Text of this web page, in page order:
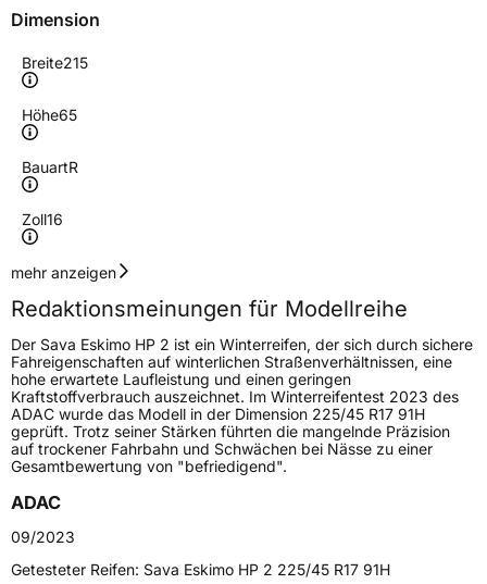
Dimension
Breite215
Höhe65
BauartR
Zoll16
Geschwindigkeitsindex
Höchstgeschwindigkeit
210 km/h
Lastindex98
Höchstlast750 kg
Gewicht (in kg)9,16 kg
Fahrzeugtyp
VerwendungWinterreifen
mehr anzeigen
Redaktionsmeinungen für Modellreihe
Der Sava Eskimo HP 2 ist ein Winterreifen, der sich durch sichere
Fahreigenschaften auf winterlichen Straßenverhältnissen, eine
hohe erwartete Laufleistung und einen geringen
Kraftstoffverbrauch auszeichnet. Im Winterreifentest 2023 des
ADAC wurde das Modell in der Dimension 225/45 R17 91H
geprüft. Trotz seiner Stärken führten die mangelnde Präzision
auf trockener Fahrbahn und Schwächen bei Nässe zu einer
Gesamtbewertung von "befriedigend".
ADAC
09/2023
Getesteter Reifen: Sava Eskimo HP 2 225/45 R17 91H